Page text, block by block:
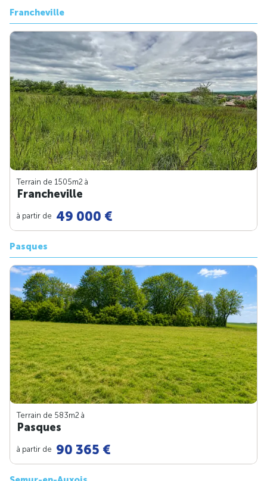
Francheville
Terrain de 1505m2 à
Francheville
à partir de 49 000 €
Pasques
Terrain de 583m2 à
Pasques
à partir de 90 365 €